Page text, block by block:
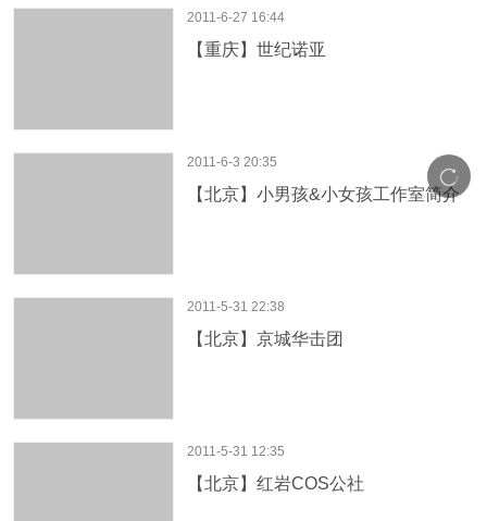
2011-6-27 16:44
【重庆】世纪诺亚
2011-6-3 20:35
【北京】小男孩&小女孩工作室简介
2011-5-31 22:38
【北京】京城华击团
2011-5-31 12:35
【北京】红岩COS公社